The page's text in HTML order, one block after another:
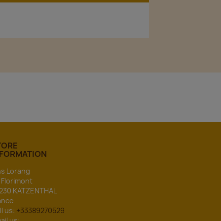
Lorang
Florimont
KATZENTHAL
us: +33389270529